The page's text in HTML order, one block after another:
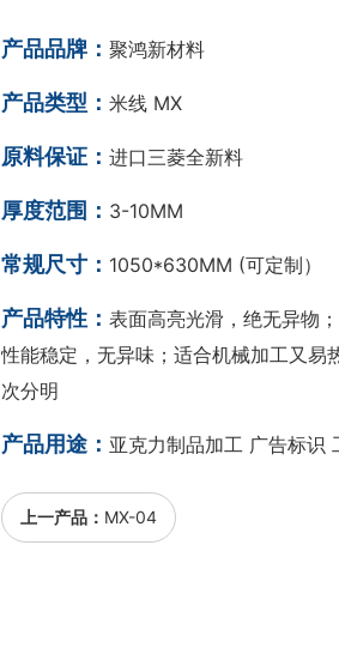
产品品牌： 聚鸿新材料
产品类型： 米线 MX
原料保证： 进口三菱全新料
厚度范围： 3-10MM
常规尺寸： 1050*630MM (可定制）
产品特性： 表面高亮光滑，绝无异物
性能稳定，无异味；适合机械加工又
次分明
产品用途： 亚克力制品加工 广告标识
上一产品： MX-04